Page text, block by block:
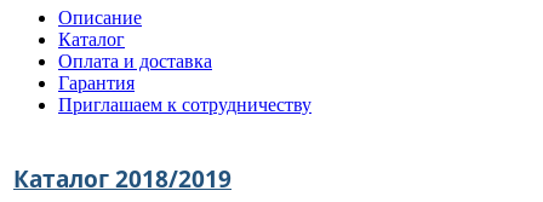
Описание
Каталог
Оплата и доставка
Гарантия
Приглашаем к сотрудничеству
Каталог 2018/2019